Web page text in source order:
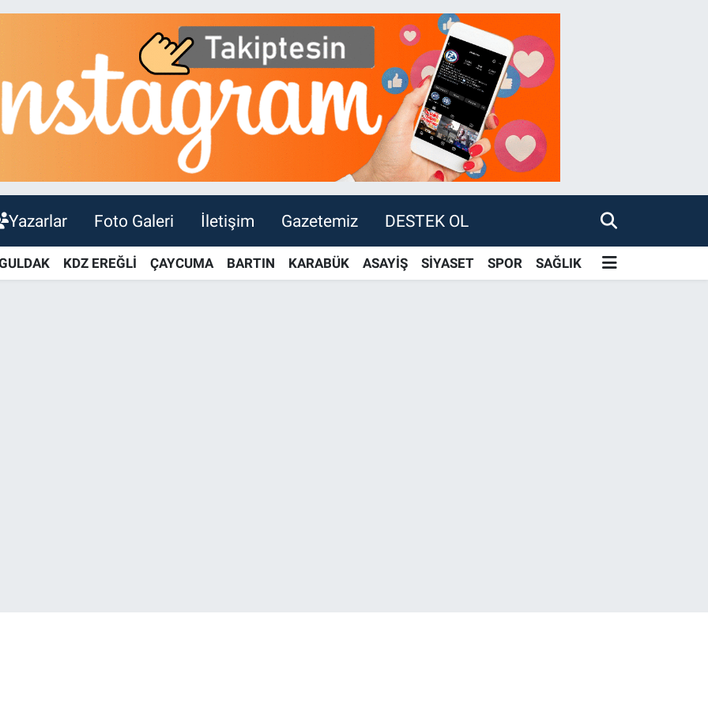
Yazarlar Foto Galeri İletişim Gazetemiz DESTEK OL
KDZ EREĞLİ ÇAYCUMA BARTIN KARABÜK ASAYİŞ SİYASET SPOR SAĞLIK